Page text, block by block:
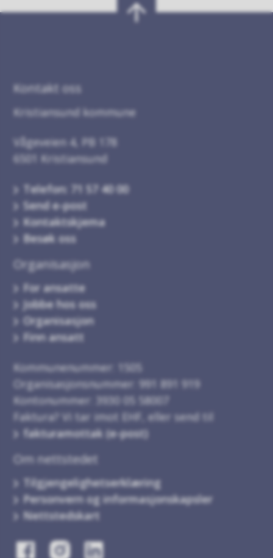
Kontakt oss
Kristiansund kommune
Vågeveien 4, PB 178
6501 Kristiansund
Telefon: 71 57 40 00
Send e-post
Kontaktskjema
Besøk oss
Organisasjon
For ansatte
Jobbe hos oss
Organisasjon
Finn ansatt
Kommunenummer: 1505
Organisasjonsnummer: 991 891 919
Kontonummer: 3930 05 58007
Faktura? Vi tar imot EHF, eller send til
fakturamottak (e-post)
Om nettstedet
Tilgjengelighetserklæring
Personvern og informasjonskapsler
Nettstedskart